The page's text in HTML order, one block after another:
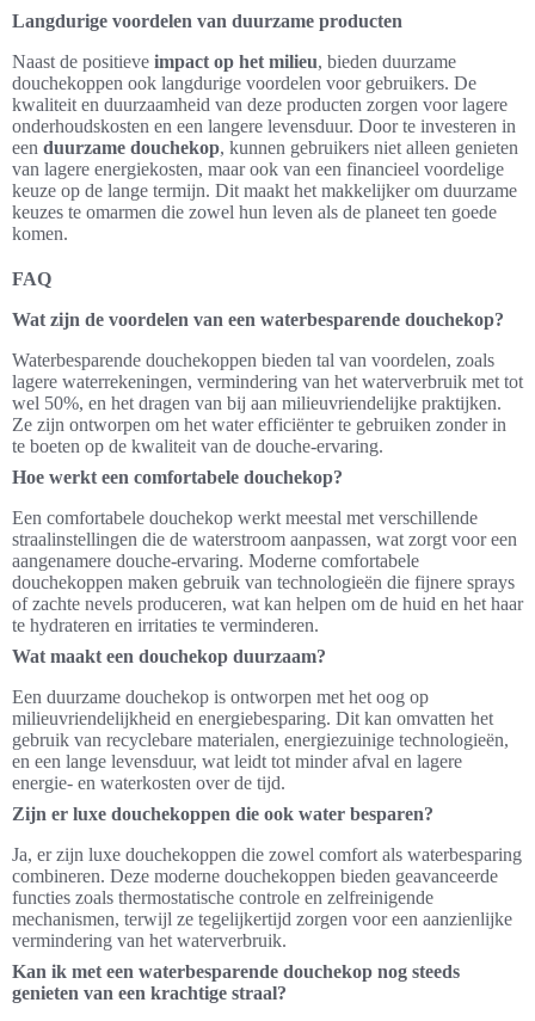
Langdurige voordelen van duurzame producten
Naast de positieve impact op het milieu, bieden duurzame
douchekoppen ook langdurige voordelen voor gebruikers. De
kwaliteit en duurzaamheid van deze producten zorgen voor lagere
onderhoudskosten en een langere levensduur. Door te investeren in
een duurzame douchekop, kunnen gebruikers niet alleen genieten
van lagere energiekosten, maar ook van een financieel voordelige
keuze op de lange termijn. Dit maakt het makkelijker om duurzame
keuzes te omarmen die zowel hun leven als de planeet ten goede
komen.
FAQ
Wat zijn de voordelen van een waterbesparende douchekop?
Waterbesparende douchekoppen bieden tal van voordelen, zoals
lagere waterrekeningen, vermindering van het waterverbruik met tot
wel 50%, en het dragen van bij aan milieuvriendelijke praktijken.
Ze zijn ontworpen om het water efficiënter te gebruiken zonder in
te boeten op de kwaliteit van de douche-ervaring.
Hoe werkt een comfortabele douchekop?
Een comfortabele douchekop werkt meestal met verschillende
straalinstellingen die de waterstroom aanpassen, wat zorgt voor een
aangenamere douche-ervaring. Moderne comfortabele
douchekoppen maken gebruik van technologieën die fijnere sprays
of zachte nevels produceren, wat kan helpen om de huid en het haar
te hydrateren en irritaties te verminderen.
Wat maakt een douchekop duurzaam?
Een duurzame douchekop is ontworpen met het oog op
milieuvriendelijkheid en energiebesparing. Dit kan omvatten het
gebruik van recyclebare materialen, energiezuinige technologieën,
en een lange levensduur, wat leidt tot minder afval en lagere
energie- en waterkosten over de tijd.
Zijn er luxe douchekoppen die ook water besparen?
Ja, er zijn luxe douchekoppen die zowel comfort als waterbesparing
combineren. Deze moderne douchekoppen bieden geavanceerde
functies zoals thermostatische controle en zelfreinigende
mechanismen, terwijl ze tegelijkertijd zorgen voor een aanzienlijke
vermindering van het waterverbruik.
Kan ik met een waterbesparende douchekop nog steeds
genieten van een krachtige straal?